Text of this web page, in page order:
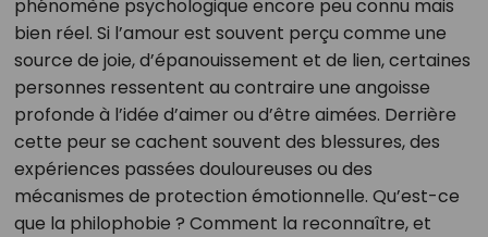
phénomène psychologique encore peu connu mais
bien réel. Si l’amour est souvent perçu comme une
source de joie, d’épanouissement et de lien, certaines
personnes ressentent au contraire une angoisse
profonde à l’idée d’aimer ou d’être aimées. Derrière
cette peur se cachent souvent des blessures, des
expériences passées douloureuses ou des
mécanismes de protection émotionnelle. Qu’est-ce
que la philophobie ? Comment la reconnaître, et